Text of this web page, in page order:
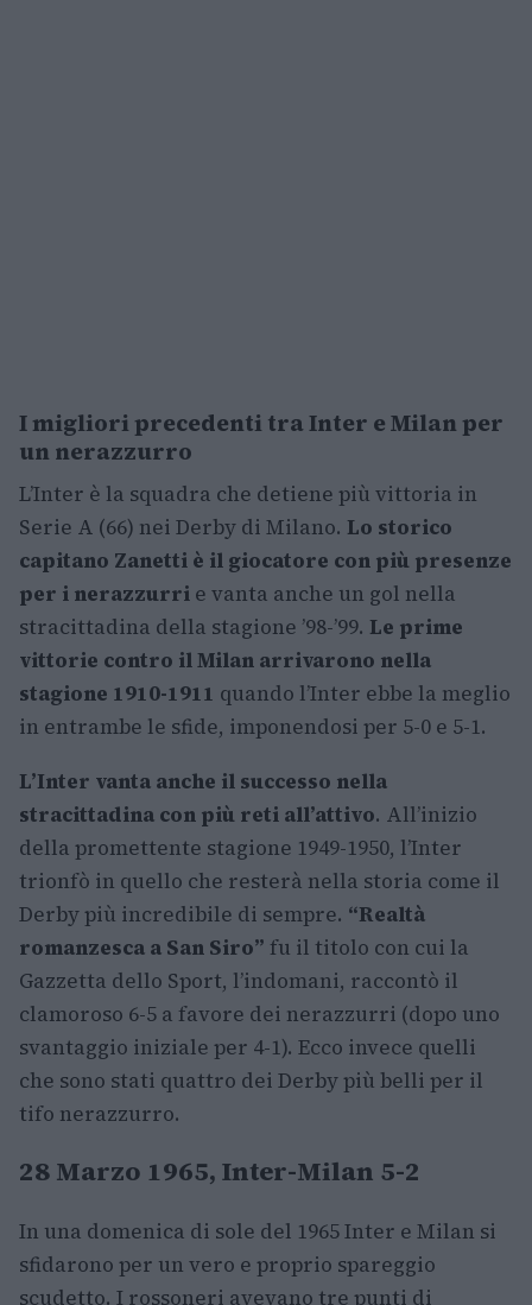
I migliori precedenti tra Inter e Milan per
un nerazzurro
L’Inter è la squadra che detiene più vittoria in
Serie A (66) nei Derby di Milano. Lo storico
capitano Zanetti è il giocatore con più presenze
per i nerazzurri e vanta anche un gol nella
stracittadina della stagione ’98-’99. Le prime
vittorie contro il Milan arrivarono nella
stagione 1910-1911 quando l’Inter ebbe la meglio
in entrambe le sfide, imponendosi per 5-0 e 5-1.
L’Inter vanta anche il successo nella
stracittadina con più reti all’attivo. All’inizio
della promettente stagione 1949-1950, l’Inter
trionfò in quello che resterà nella storia come il
Derby più incredibile di sempre. “Realtà
romanzesca a San Siro” fu il titolo con cui la
Gazzetta dello Sport, l’indomani, raccontò il
clamoroso 6-5 a favore dei nerazzurri (dopo uno
svantaggio iniziale per 4-1). Ecco invece quelli
che sono stati quattro dei Derby più belli per il
tifo nerazzurro.
28 Marzo 1965, Inter-Milan 5-2
In una domenica di sole del 1965 Inter e Milan si
sfidarono per un vero e proprio spareggio
scudetto. I rossoneri avevano tre punti di